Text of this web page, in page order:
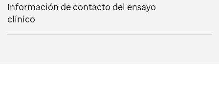
Información de contacto del ensayo
clínico